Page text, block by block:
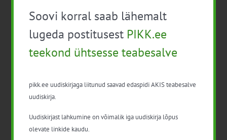
LinkedInEmail
– innovatsioon
professionaalse kasutaja
Soovi korral saab lähemalt
lugeda postitusest PIKK.ee
teekond ühtsesse teabesalve
pikk.ee uudiskirjaga liitunud saavad edaspidi AKIS teabesalve
uudiskirja.
Uudiskirjast lahkumine on võimalik iga uudiskirja lõpus
olevate linkide kaudu.